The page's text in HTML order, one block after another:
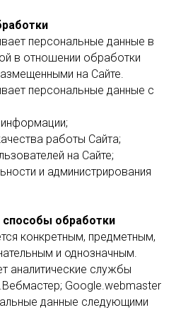
персональные данные в
в отношении обработки
на Сайте.
персональные данные с
работы Сайта;
на Сайте;
и администрирования
способы обработки
конкретным, предметным,
и однозначным.
аналитические службы
Google.webmaster
данные следующими